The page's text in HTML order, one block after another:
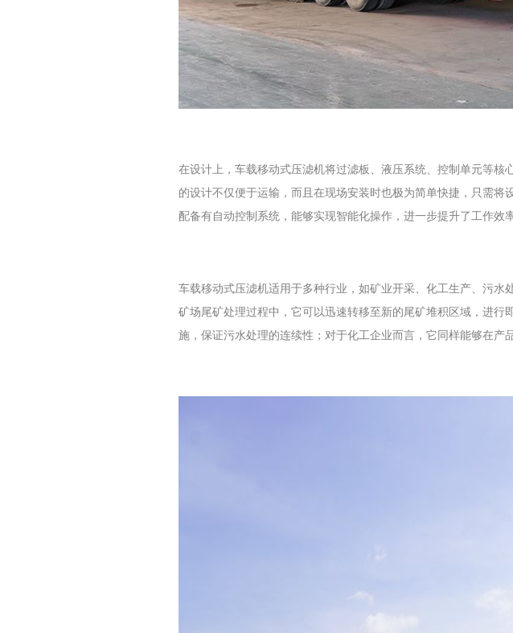
在设计上，车载移动式压滤机将过滤板、液压系统、控制单元等
的设计不仅便于运输，而且在现场安装时也极为简单快捷，只需
配备有自动控制系统，能够实现智能化操作，进一步提升了工作效率
车载移动式压滤机适用于多种行业，如矿业开采、化工生产、污
矿场尾矿处理过程中，它可以迅速转移至新的尾矿堆积区域，进
施，保证污水处理的连续性；对于化工企业而言，它同样能够在产